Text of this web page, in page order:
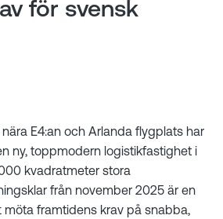
för svensk
E4:an och Arlanda flygplats har
ny, toppmodern logistikfastighet i
kvadratmeter stora
från november 2025 är en
framtidens krav på snabba,